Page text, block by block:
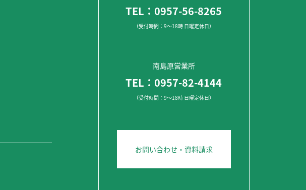
TEL：0957-56-8265
（受付時間：9～18時 日曜定休日）
南島原営業所
TEL：0957-82-4144
（受付時間：9～18時 日曜定休日）
お問い合わせ・資料請求